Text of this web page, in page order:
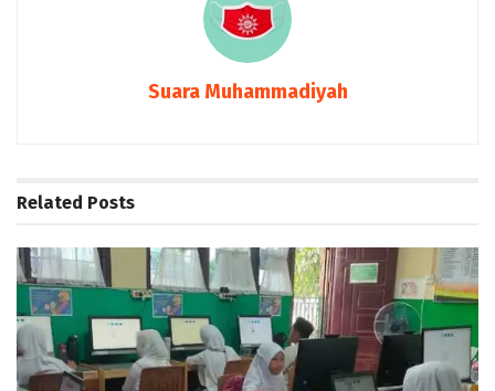
Suara Muhammadiyah
Related Posts